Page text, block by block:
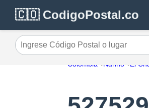
🇨🇴 CodigoPostal.co
Ingrese Código Postal o lugar
Colombia Nariño El